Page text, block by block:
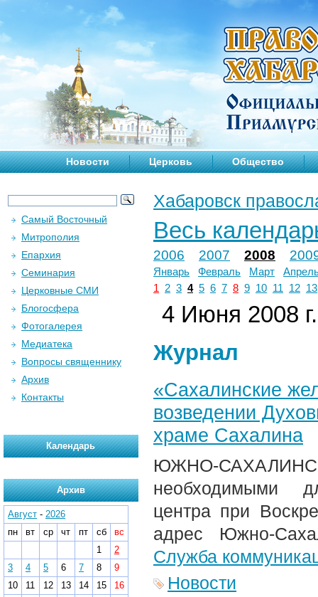
Новости Церковь Общество
Хабаровск
Весь
2006 2007 2008
Январь Февраль Март
1
2 3 4 5 6 7 8 9 10 11 12 13
4 Июня 2008 г.
Журнал
«Сахалинские
возведении
храме Сахалина
ЮЖНО-
необходимыми
центра при
адрес Южно-
Служба
Новости
Самый Восточный
Митрополия
Епархия
Семинария
Церковные СМИ
Блогосфера
Фотогалерея
Медиатека
Вопросы священнику
Архив
Контакты
Календарь
Архив
Август - 2026
пн
вт ср чт пт сб
вс
1
2
3
4 5 6 7 8
9
10
11 12 13 14 15
16